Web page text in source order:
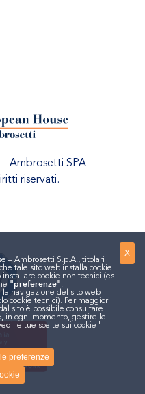
Ambrosetti SPA
riservati.
X
– Ambrosetti S.p.A., titolari
tale sito web installa cookie
cookie non tecnici (es.
"preferenze".
la navigazione del sito web
cookie tecnici). Per maggiori
sito è possibile consultare
in ogni momento, gestire le
le tue scelte sui cookie"
preferenze